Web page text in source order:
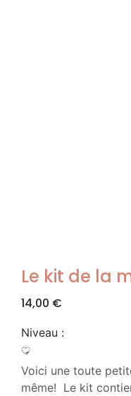
Le kit de la
14,00 €
Niveau :
Voici une toute
même! Le kit